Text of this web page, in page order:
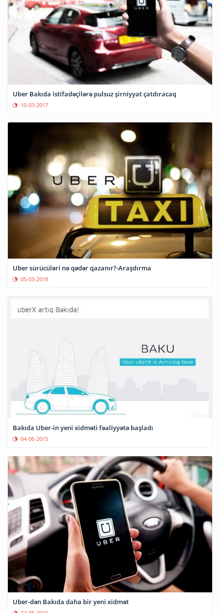
Uber Bakıda istifadəçilərə pulsuz şirniyyat çatdıracaq
10-03-2017
Uber sürücüləri nə qədər qazanır?-Araşdırma
05-03-2018
Bakıda Uber-in yeni xidməti fəaliyyətə başladı
04-06-2015
Uber-dən Bakıda daha bir yeni xidmət